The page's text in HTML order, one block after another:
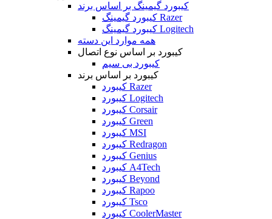
کیبورد گیمینگ بر اساس برند
کیبورد گیمینگ Razer
کیبورد گیمینگ Logitech
همه موارد این دسته
کیبورد بر اساس نوع اتصال
کیبورد بی سیم
کیبورد بر اساس برند
کیبورد Razer
کیبورد Logitech
کیبورد Corsair
کیبورد Green
کیبورد MSI
کیبورد Redragon
کیبورد Genius
کیبورد A4Tech
کیبورد Beyond
کیبورد Rapoo
کیبورد Tsco
کیبورد CoolerMaster